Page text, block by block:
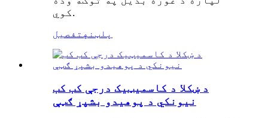
کوي.
پلټنه تفصیل
د ښکلا د کاسمیټیک درجې کب کب
نیونکي د پوهیدو بشپړ ګټې